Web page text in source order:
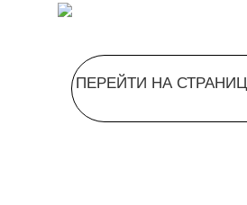
ПЕРЕЙТИ НА